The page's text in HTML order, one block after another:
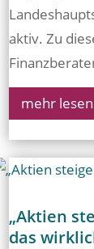
aktiv. Zu
mehr lesen
„Aktien
das